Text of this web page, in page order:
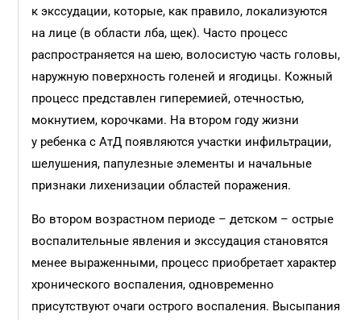
к экссудации, которые, как правило, локализуются
на лице (в области лба, щек). Часто процесс
распространяется на шею, волосистую часть головы,
наружную поверхность голеней и ягодицы. Кожный
процесс представлен гиперемией, отечностью,
мокнутием, корочками. На втором году жизни
у ребенка с АтД появляются участки инфильтрации,
шелушения, папулезные элементы и начальные
признаки лихенизации областей поражения.
Во втором возрастном периоде – детском – острые
воспалительные явления и экссудация становятся
менее выраженными, процесс приобретает характер
хронического воспаления, одновременно
присутствуют очаги острого воспаления. Высыпания